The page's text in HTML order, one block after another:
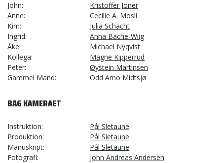
John
Kristoffer Joner
Anne
Cecilie A. Mosli
Kim
Julia Schacht
Ingrid
Anna Bache-Wiig
Åke
Michael Nyqvist
Kollega
Magne Kipperrud
Peter
Øystein Martinsen
Gammel Mand
Odd Arno Midtsjø
BAG KAMERAET
Instruktion
Pål Sletaune
Produktion
Pål Sletaune
Manuskript
Pål Sletaune
Fotografi
John Andreas Andersen